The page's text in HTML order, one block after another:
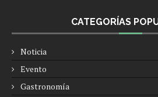
CATEGORÍAS
Noticia
Evento
Gastronomía